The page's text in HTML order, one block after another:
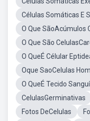
Células Somáticas E
O Que SãoAcúmulos
O Que São
O QueÉ Célular
Oque SaoCelulas
O QueÉ Tecido
CelulasGerminativas
Fotos DeCelulas